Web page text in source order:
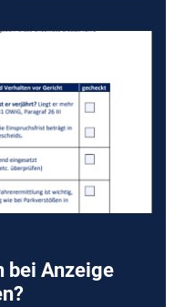
bei Anzeige